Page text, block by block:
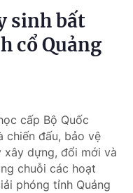
sinh bất
cổ Quảng
cấp Bộ Quốc
chiến đấu, bảo vệ
xây dựng, đổi mới và
chuỗi các hoạt
phóng tỉnh Quảng